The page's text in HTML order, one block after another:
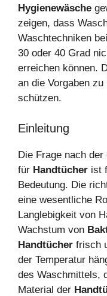
Hygienewäsche
zeigen, dass
Waschtechniken
30 oder 40 Grad
erreichen können.
an die Vorgaben
schützen.
Einleitung
Die Frage nach der
für Handtücher ist
Bedeutung. Die
eine wesentliche
Langlebigkeit von
Wachstum von
Handtücher frisch
der Temperatur
des Waschmittels,
Material der